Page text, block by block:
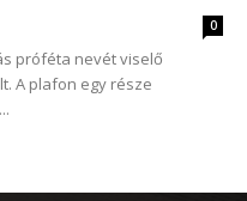
0
próféta nevét viselő
A plafon egy része